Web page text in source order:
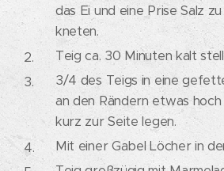
das Ei und eine Prise Salz
kneten.
Teig ca. 30 Minuten kalt
3/4 des Teigs in eine
an den Rändern etwas
kurz zur Seite legen.
Mit einer Gabel Löcher in